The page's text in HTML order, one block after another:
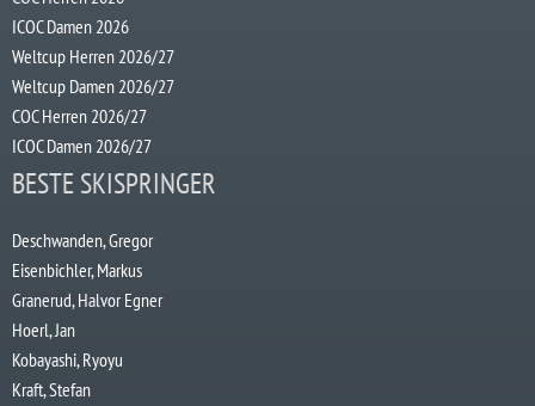
ICOC Damen 2026
Weltcup Herren 2026/27
Weltcup Damen 2026/27
COC Herren 2026/27
ICOC Damen 2026/27
BESTE SKISPRINGER
Deschwanden, Gregor
Eisenbichler, Markus
Granerud, Halvor Egner
Hoerl, Jan
Kobayashi, Ryoyu
Kraft, Stefan